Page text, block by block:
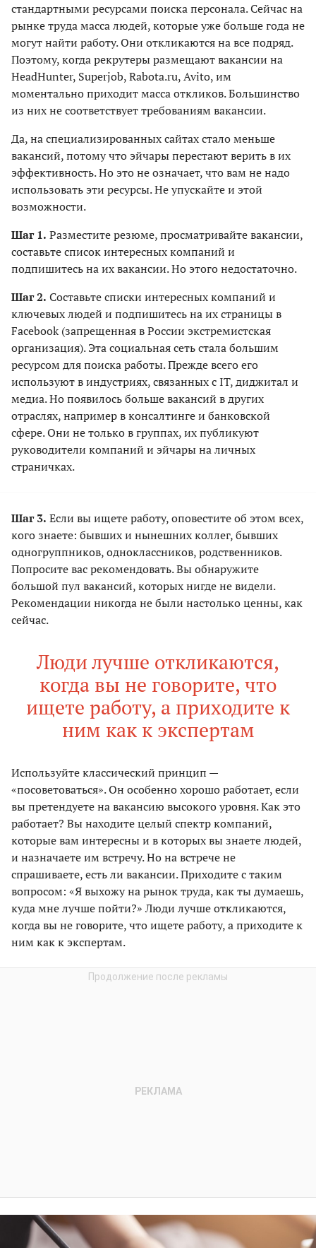
стандартными ресурсами поиска персонала. Сейчас на
рынке труда масса людей, которые уже больше года не
могут найти работу. Они откликаются на все подряд.
Поэтому, когда рекрутеры размещают вакансии на
HeadHunter, Superjob, Rabota.ru, Avito, им
моментально приходит масса откликов. Большинство
из них не соответствует требованиям вакансии.
Да, на специализированных сайтах стало меньше
вакансий, потому что эйчары перестают верить в их
эффективность. Но это не означает, что вам не надо
использовать эти ресурсы. Не упускайте и этой
возможности.
Шаг 1. Разместите резюме, просматривайте вакансии,
составьте список интересных компаний и
подпишитесь на их вакансии. Но этого недостаточно.
Шаг 2. Составьте списки интересных компаний и
ключевых людей и подпишитесь на их страницы в
Facebook (запрещенная в России экстремистская
организация). Эта социальная сеть стала большим
ресурсом для поиска работы. Прежде всего его
используют в индустриях, связанных с IT, диджитал и
медиа. Но появилось больше вакансий в других
отраслях, например в консалтинге и банковской
сфере. Они не только в группах, их публикуют
руководители компаний и эйчары на личных
страничках.
Шаг 3. Если вы ищете работу, оповестите об этом всех,
кого знаете: бывших и нынешних коллег, бывших
одногруппников, одноклассников, родственников.
Попросите вас рекомендовать. Вы обнаружите
большой пул вакансий, которых нигде не видели.
Рекомендации никогда не были настолько ценны, как
сейчас.
Люди лучше откликаются,
когда вы не говорите, что
ищете работу, а приходите к
ним как к экспертам
Используйте классический принцип —
«посоветоваться». Он особенно хорошо работает, если
вы претендуете на вакансию высокого уровня. Как это
работает? Вы находите целый спектр компаний,
которые вам интересны и в которых вы знаете людей,
и назначаете им встречу. Но на встрече не
спрашиваете, есть ли вакансии. Приходите с таким
вопросом: «Я выхожу на рынок труда, как ты думаешь,
куда мне лучше пойти?» Люди лучше откликаются,
когда вы не говорите, что ищете работу, а приходите к
ним как к экспертам.